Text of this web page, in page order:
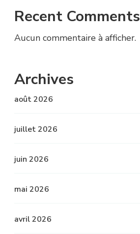
Recent Comments
Aucun commentaire à afficher.
Archives
août 2026
juillet 2026
juin 2026
mai 2026
avril 2026